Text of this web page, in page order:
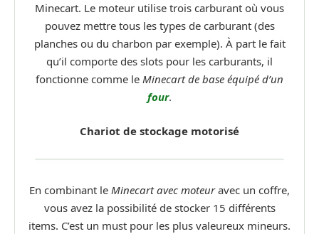
Minecart. Le moteur utilise trois carburant où vous
pouvez mettre tous les types de carburant (des
planches ou du charbon par exemple). À part le fait
qu’il comporte des slots pour les carburants, il
fonctionne comme le Minecart de base équipé d’un
four.
Chariot de stockage motorisé
En combinant le Minecart avec moteuravec un coffre,
vous avez la possibilité de stocker 15 différents
items. C’est un must pour les plus valeureux mineurs.